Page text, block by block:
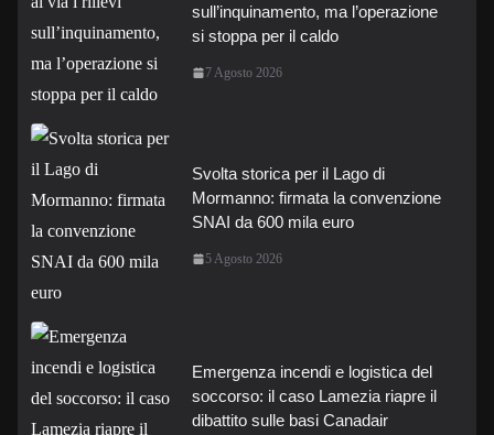
sull’inquinamento, ma l’operazione
si stoppa per il caldo
7 Agosto 2026
Svolta storica per il Lago di
Mormanno: firmata la convenzione
SNAI da 600 mila euro
5 Agosto 2026
Emergenza incendi e logistica del
soccorso: il caso Lamezia riapre il
dibattito sulle basi Canadair